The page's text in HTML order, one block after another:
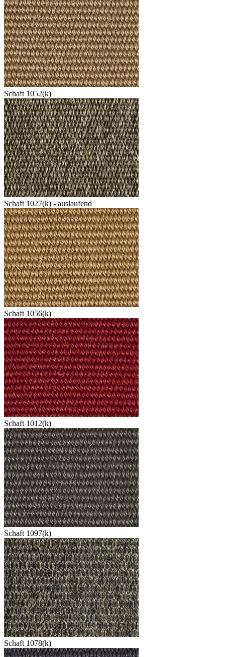
Schaft 1052(k)
Schaft 1027(k) - auslaufend
Schaft 1056(k)
Schaft 1012(k)
Schaft 1097(k)
Schaft 1078(k)